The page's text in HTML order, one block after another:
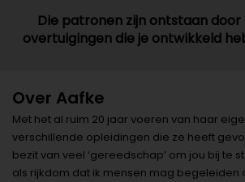
Die patronen zijn ontstaan door
overtuigingen die je ontwikkeld
Over Aafke
Met het al ruim 20 jaar voeren van haar
verschillende opleidingen die ze heeft
bezit van veel ‘gereedschap’ om jou bij te
als rijkdom dat ik mensen mag begeleiden